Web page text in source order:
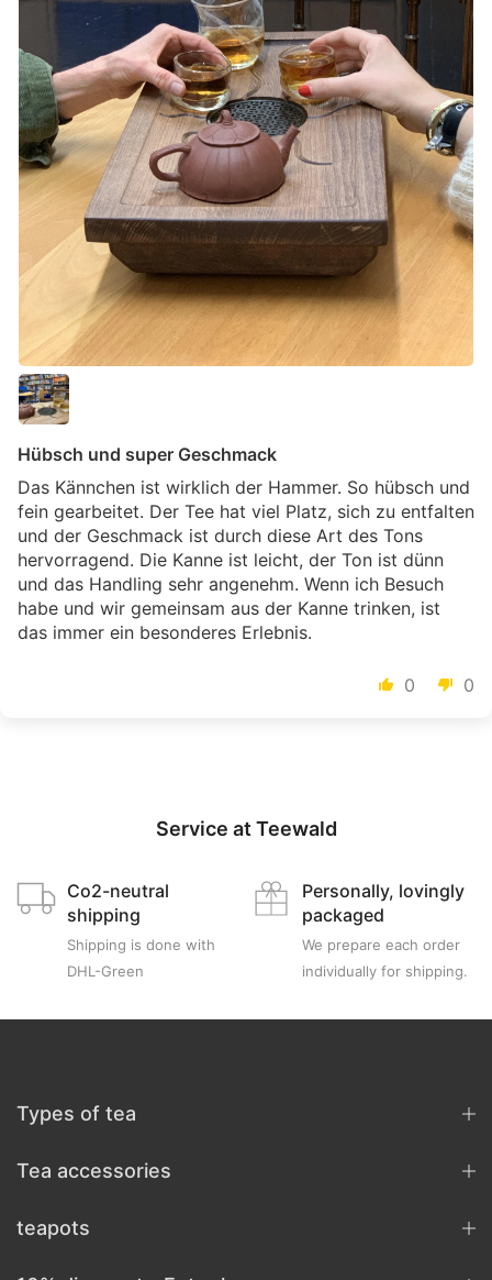
Hübsch und super Geschmack
Das Kännchen ist wirklich der Hammer. So hübsch und
fein gearbeitet. Der Tee hat viel Platz, sich zu entfalten
und der Geschmack ist durch diese Art des Tons
hervorragend. Die Kanne ist leicht, der Ton ist dünn
und das Handling sehr angenehm. Wenn ich Besuch
habe und wir gemeinsam aus der Kanne trinken, ist
das immer ein besonderes Erlebnis.
0 0
Service at Teewald
Co2-neutral
shipping
Shipping is done with
DHL-Green
Personally, lovingly
packaged
We prepare each order
individually for shipping.
Types of tea
Tea accessories
teapots